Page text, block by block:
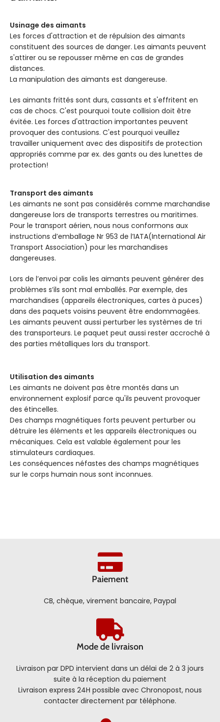
EXTRAS
Tolérance
d’ajustement
Usinage des aimants
Les forces d'attraction et de répulsion des aimants
constituent des sources de danger. Les aimants peuvent
s'attirer ou se repousser même en cas de grandes
distances.
La manipulation des aimants est dangereuse.
Les aimants frittés sont durs, cassants et s'effritent en
cas de chocs. C'est pourquoi toute collision doit être
évitée. Les forces d'attraction importantes peuvent
provoquer des contusions. C'est pourquoi veuillez
travailler uniquement avec des dispositifs de protection
appropriés comme par ex. des gants ou des lunettes de
protection!
Transport des aimants
Les aimants ne sont pas considérés comme marchandise
dangereuse lors de transports terrestres ou maritimes.
Pour le transport aérien, nous nous conformons aux
instructions d’emballage Nr 953 de l’IATA(International Air
Transport Association) pour les marchandises
dangereuses.
Lors de l’envoi par colis les aimants peuvent générer des
problèmes s’ils sont mal emballés. Par exemple, des
marchandises (appareils électroniques, cartes à puces)
dans des paquets voisins peuvent être endommagées.
Les aimants peuvent aussi perturber les systèmes de tri
des transporteurs. Le paquet peut aussi rester accroché à
des parties métalliques lors du transport.
Utilisation des aimants
Les aimants ne doivent pas être montés dans un
environnement explosif parce qu'ils peuvent provoquer
des étincelles.
Des champs magnétiques forts peuvent perturber ou
détruire les éléments et les appareils électroniques ou
mécaniques. Cela est valable également pour les
stimulateurs cardiaques.
Les conséquences néfastes des champs magnétiques
sur le corps humain nous sont inconnues.
Paiement
CB, chèque, virement bancaire, Paypal
Mode de livraison
Livraison par DPD intervient dans un délai de 2 à 3 jours
suite à la réception du paiement
Livraison express 24H possible avec Chronopost, nous
contacter directement par téléphone.